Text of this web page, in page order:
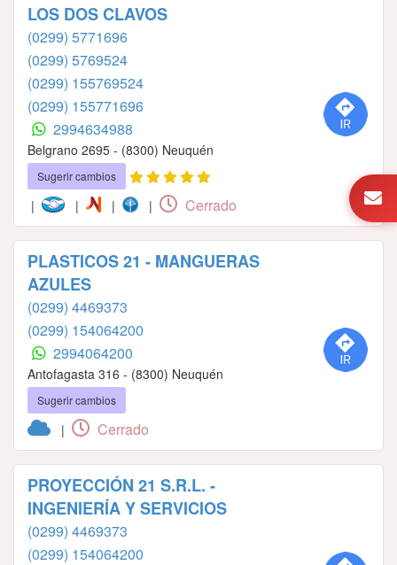
LOS DOS CLAVOS
(0299) 5771696
(0299) 5769524
(0299) 155769524
(0299) 155771696
2994634988
Belgrano 2695 - (8300) Neuquén
Sugerir cambios
| | | | Cerrado
PLASTICOS 21 - MANGUERAS
AZULES
(0299) 4469373
(0299) 154064200
2994064200
Antofagasta 316 - (8300) Neuquén
Sugerir cambios
| Cerrado
PROYECCIÓN 21 S.R.L. -
INGENIERÍA Y SERVICIOS
(0299) 4469373
(0299) 154064200